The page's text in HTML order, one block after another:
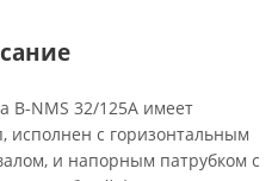
B-NMS 32/125A имеет
исполнен с горизонтальным
и напорным патрубком с